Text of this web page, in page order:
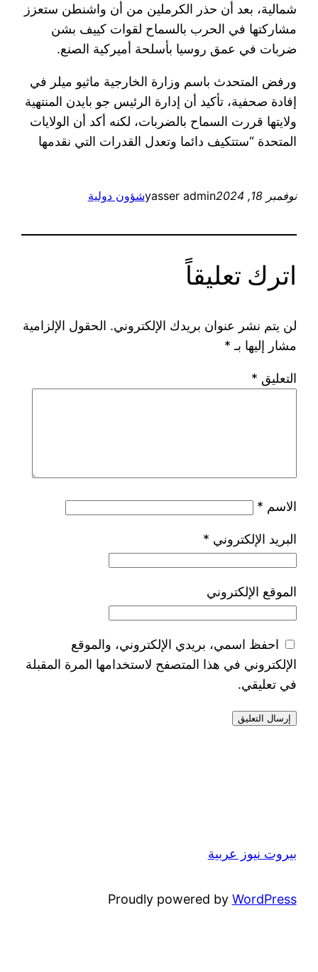
شمالية، بعد أن حذر الكرملين من أن واشنطن ستعزز
مشاركتها في الحرب بالسماح لقوات كييف بشن
ضربات في عمق روسيا بأسلحة أميركية الصنع.
ورفض المتحدث باسم وزارة الخارجية ماثيو ميلر في
إفادة صحفية، تأكيد أن إدارة الرئيس جو بايدن المنتهية
ولايتها قررت السماح بالضربات، لكنه أكد أن الولايات
المتحدة “ستتكيف دائما وتعدل القدرات التي نقدمها
نوفمبر 18, 2024 yasser adminشؤون دولية
اترك تعليقاً
لن يتم نشر عنوان بريدك الإلكتروني. الحقول الإلزامية
مشار إليها بـ *
التعليق *
الاسم *
البريد الإلكتروني *
الموقع الإلكتروني
احفظ اسمي، بريدي الإلكتروني، والموقع
الإلكتروني في هذا المتصفح لاستخدامها المرة المقبلة
في تعليقي.
بيروت نيوز عربية
Proudly powered by WordPress